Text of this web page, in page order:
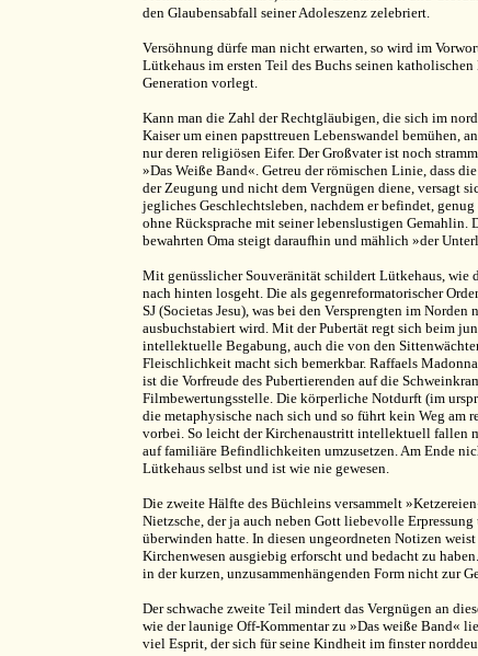
den Glaubensabfall seiner Adoleszenz zelebriert.
Versöhnung dürfe man nicht erwarten, so wird im
Lütkehaus im ersten Teil des Buchs seinen
Generation vorlegt.
Kann man die Zahl der Rechtgläubigen, die sich im
Kaiser um einen papsttreuen Lebenswandel bemühen,
nur deren religiösen Eifer. Der Großvater ist noch
»Das Weiße Band«. Getreu der römischen Linie, dass
der Zeugung und nicht dem Vergnügen diene, versagt
jegliches Geschlechtsleben, nachdem er befindet,
ohne Rücksprache mit seiner lebenslustigen Gemahlin.
bewahrten Oma steigt daraufhin und mählich »der
Mit genüsslicher Souveränität schildert Lütkehaus, wie
nach hinten losgeht. Die als gegenreformatorischer
SJ (Societas Jesu), was bei den Versprengten im Norden
ausbuchstabiert wird. Mit der Pubertät regt sich beim
intellektuelle Begabung, auch die von den
Fleischlichkeit macht sich bemerkbar. Raffaels
ist die Vorfreude des Pubertierenden auf die
Filmbewertungsstelle. Die körperliche Notdurft (im
die metaphysische nach sich und so führt kein Weg am
vorbei. So leicht der Kirchenaustritt intellektuell fallen
auf familiäre Befindlichkeiten umzusetzen. Am Ende
Lütkehaus selbst und ist wie nie gewesen.
Die zweite Hälfte des Büchleins versammelt
Nietzsche, der ja auch neben Gott liebevolle
überwinden hatte. In diesen ungeordneten Notizen
Kirchenwesen ausgiebig erforscht und bedacht zu
in der kurzen, unzusammenhängenden Form nicht zur
Der schwache zweite Teil mindert das Vergnügen an
wie der launige Off-Kommentar zu »Das weiße Band«
viel Esprit, der sich für seine Kindheit im finster